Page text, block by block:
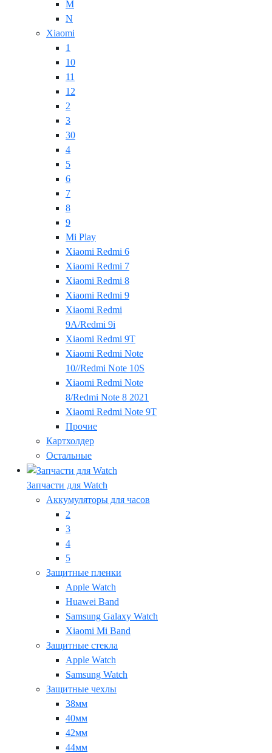
M
N
Xiaomi
1
10
11
12
2
3
30
4
5
6
7
8
9
Mi Play
Xiaomi Redmi 6
Xiaomi Redmi 7
Xiaomi Redmi 8
Xiaomi Redmi 9
Xiaomi Redmi
9A/Redmi 9i
Xiaomi Redmi 9T
Xiaomi Redmi Note
10//Redmi Note 10S
Xiaomi Redmi Note
8/Redmi Note 8 2021
Xiaomi Redmi Note 9T
Прочие
Картхолдер
Остальные
Запчасти для Watch
Аккумуляторы для часов
2
3
4
5
Защитные пленки
Apple Watch
Huawei Band
Samsung Galaxy Watch
Xiaomi Mi Band
Защитные стекла
Apple Watch
Samsung Watch
Защитные чехлы
38мм
40мм
42мм
44мм